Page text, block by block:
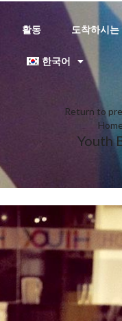
활동 도착하시는
한국어
Return to
Home
Youth